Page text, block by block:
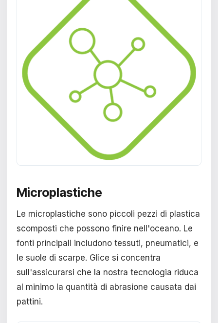
Microplastiche
Le microplastiche sono piccoli pezzi di plastica
scomposti che possono finire nell'oceano. Le
fonti principali includono tessuti, pneumatici, e
le suole di scarpe. Glice si concentra
sull'assicurarsi che la nostra tecnologia riduca
al minimo la quantità di abrasione causata dai
pattini.